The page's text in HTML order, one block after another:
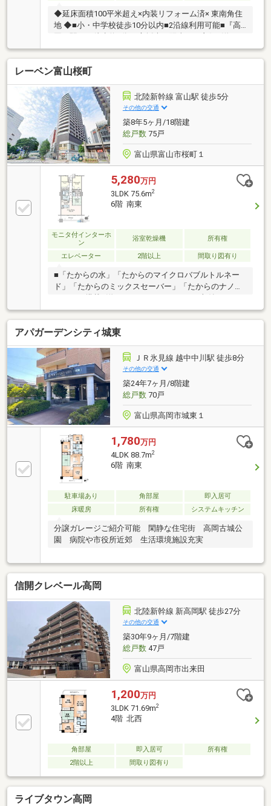
◆延床面積100平米超え×内装リフォーム済× 東南角住
地 ◆■小・中学校徒歩10分以内■2沿線利用可能■『高
スーツケースなどが収納できる大型ウォークインクロ
ーゼット■徒歩圏内にスーパーやコンビニなどが揃う
暮らしやすい住環境※バルコニー面積調査中
レーベン富山桜町
北陸新幹線 富山駅 徒歩5分
その他の交通
築8年5ヶ月/18階建
総戸数75戸
富山県富山市桜町１
5,280万円
3LDK 75.6m2
6階 南東
モニタ付インターホ
ン
浴室乾燥機 所有権
エレベーター 2階以上 間取り図有り
■「たからの水」「たからのマイクロバブルトルネー
ド」「たからのミックスセーバー」「たからのナノシ
ウォークインクローゼット■来訪者を映像で確認でき
るTVモニター付きインターホン■心地よい風をお部屋
に取り込む、南東向きバルコニー■断熱性の高い複層
ガラス
アパガーデンシティ城東
ＪＲ氷見線 越中中川駅 徒歩8分
その他の交通
築24年7ヶ月/8階建
総戸数70戸
富山県高岡市城東１
1,780万円
4LDK 88.7m2
6階 南東
駐車場あり 角部屋
即入居可
床暖房
所有権 システムキッチン
分譲ガレージご紹介可能 閑静な住宅街 高岡古城公
園 病院や市役所近郊 生活環境施設充実
信開クレベール高岡
北陸新幹線 新高岡駅 徒歩27分
その他の交通
築30年9ヶ月/7階建
総戸数47戸
富山県高岡市出来田
1,200万円
3LDK 71.69m2
4階 北西
角部屋 即入居可
所有権
2階以上
間取り図有り
ライブタウン高岡